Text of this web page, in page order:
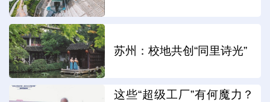
苏州：校地共创“同里诗光”
这些“超级工厂”有何魔力？